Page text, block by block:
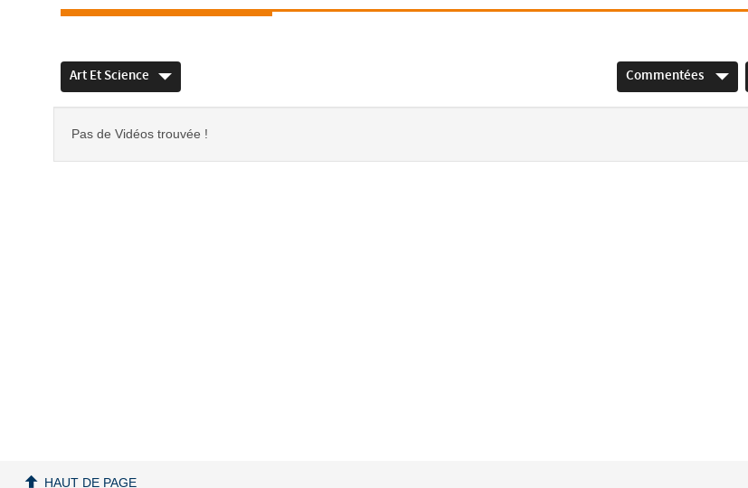
Art Et Science Commentées
Pas de Vidéos trouvée !
HAUT DE PAGE